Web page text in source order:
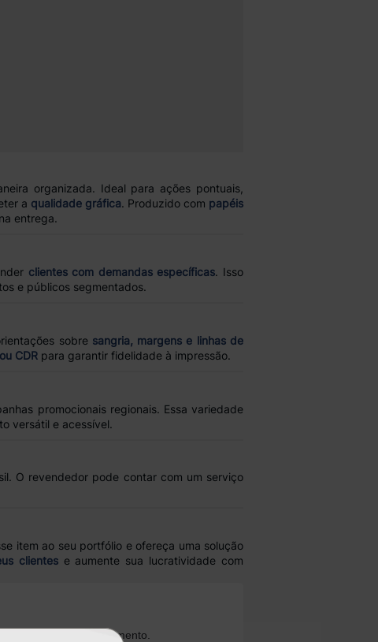
organizada. Ideal para ações pontuais,
a qualidade gráfica. Produzido com papéis
entrega.
clientes com demandas específicas. Isso
e públicos segmentados.
sobre sangria, margens e linhas de
CDR para garantir fidelidade à impressão.
promocionais regionais. Essa variedade
versátil e acessível.
O revendedor pode contar com um serviço
item ao seu portfólio e ofereça uma solução
clientese aumente sua lucratividade com
prioridade no atendimento.